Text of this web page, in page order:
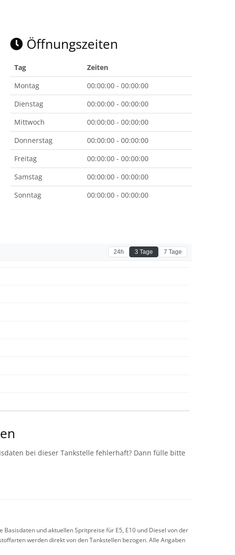
Öffnungszeiten
Tag
Zeiten
Montag
00:00:00 - 00:00:00
Dienstag
00:00:00 - 00:00:00
Mittwoch
00:00:00 - 00:00:00
Donnerstag
00:00:00 - 00:00:00
Freitag
00:00:00 - 00:00:00
Samstag
00:00:00 - 00:00:00
Sonntag
00:00:00 - 00:00:00
bei dieser Tankstelle fehlerhaft? Dann fülle bitte
und aktuellen Spritpreise für E5, E10 und Diesel von der
werden direkt von den Tankstellen bezogen. Alle Angaben